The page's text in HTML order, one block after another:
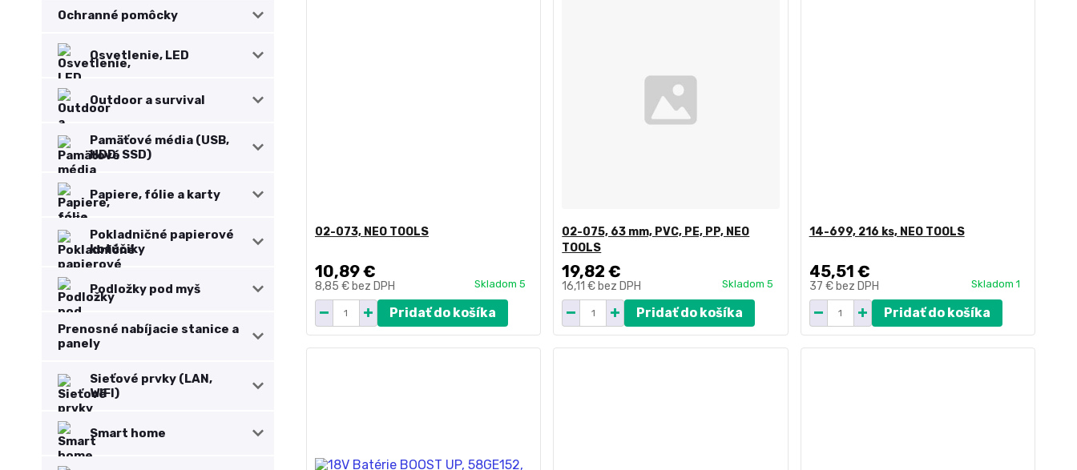
Ochranné pomôcky
Osvetlenie, LED
Outdoor a survival
Pamäťové média (USB,
HDD, SSD)
Papiere, fólie a karty
Pokladničné papierové
kotúčiky
Podložky pod myš
Prenosné nabíjacie stanice a
panely
Sieťové prvky (LAN,
WIFI)
Smart home
02-073, NEO TOOLS
10,89 €
8,85 € bez DPH Skladom 5
Pridať do košíka
02-075, 63 mm, PVC, PE, PP, NEO
TOOLS
19,82 €
16,11 € bez DPH Skladom 5
Pridať do košíka
14-699, 216 ks, NEO TOOLS
45,51 €
37 € bez DPH Skladom 1
Pridať do košíka